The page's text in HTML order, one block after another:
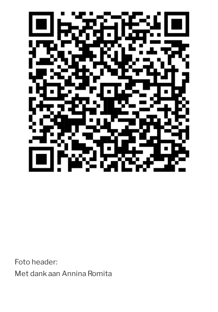
Foto header:
Met dank aan Annina Romita